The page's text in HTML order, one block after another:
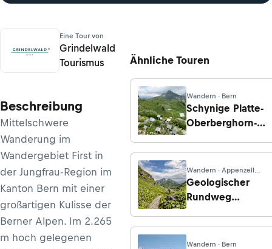
Eine Tour von
Grindelwald
Tourismus
Beschreibung
Mittelschwere
Wanderung im
Wandergebiet First in
der Jungfrau-Region im
Kanton Bern mit einer
großartigen Kulisse der
Berner Alpen. Im 2.265
m hoch gelegenen
Ähnliche Touren
Wandern · Bern
Schynige Platte-
Oberberghorn-
Wandern · Appenzell
Innerrhoden
Geologischer
Rundweg
Wandern · Bern